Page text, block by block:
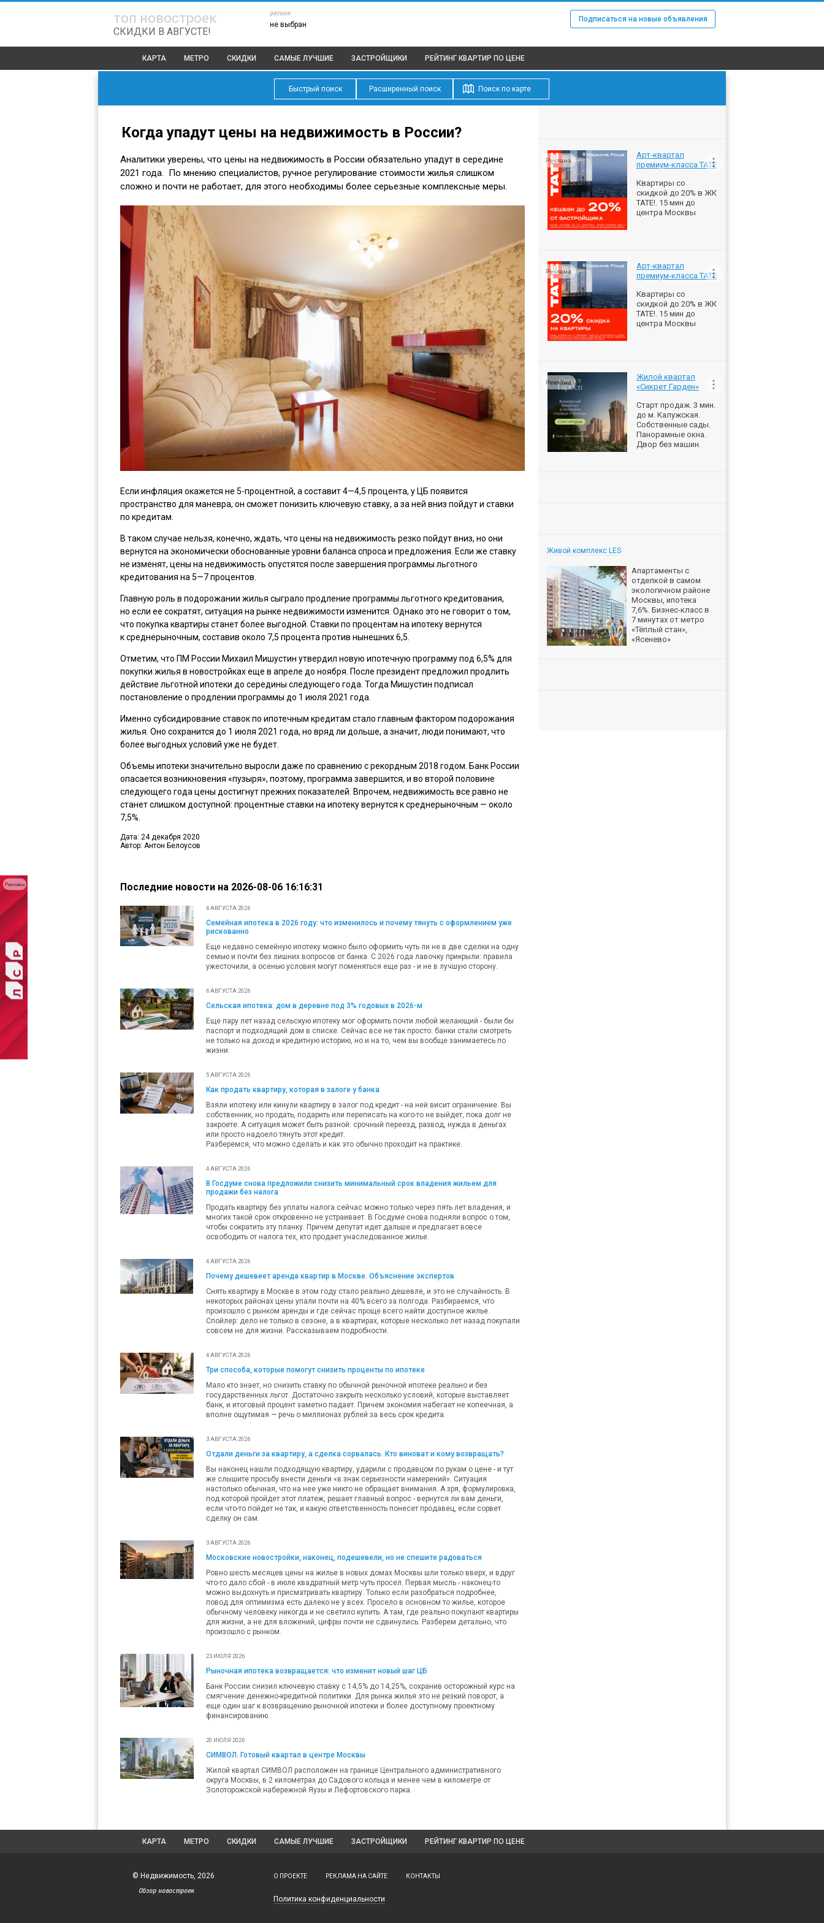
топ новостроек
СКИДКИ В АВГУСТЕ!
регион
не выбран
Подписаться на новые объявления
КАРТА МЕТРО СКИДКИ САМЫЕ ЛУЧШИЕ ЗАСТРОЙЩИКИ РЕЙТИНГ КВАРТИР ПО ЦЕНЕ
Быстрый поиск Расширенный поиск Поиск по карте
Когда упадут цены на недвижимость в России?
Аналитики уверены, что цены на недвижимость в России обязательно упадут в середине
2021 года. По мнению специалистов, ручное регулирование стоимости жилья слишком
сложно и почти не работает, для этого необходимы более серьезные комплексные меры.
Если инфляция окажется не 5-процентной, а составит 4—4,5 процента, у ЦБ появится
пространство для маневра, он сможет понизить ключевую ставку, а за ней вниз пойдут и ставки
по кредитам.
В таком случае нельзя, конечно, ждать, что цены на недвижимость резко пойдут вниз, но они
вернутся на экономически обоснованные уровни баланса спроса и предложения. Если же ставку
не изменят, цены на недвижимость опустятся после завершения программы льготного
кредитования на 5—7 процентов.
Главную роль в подорожании жилья сыграло продление программы льготного кредитования,
но если ее сократят, ситуация на рынке недвижимости изменится. Однако это не говорит о том,
что покупка квартиры станет более выгодной. Ставки по процентам на ипотеку вернутся
к среднерыночным, составив около 7,5 процента против нынешних 6,5.
Отметим, что ПМ России Михаил Мишустин утвердил новую ипотечную программу под 6,5% для
покупки жилья в новостройках еще в апреле до ноября. После президент предложил продлить
действие льготной ипотеки до середины следующего года. Тогда Мишустин подписал
постановление о продлении программы до 1 июля 2021 года.
Именно субсидирование ставок по ипотечным кредитам стало главным фактором подорожания
жилья. Оно сохранится до 1 июля 2021 года, но вряд ли дольше, а значит, люди понимают, что
более выгодных условий уже не будет.
Объемы ипотеки значительно выросли даже по сравнению с рекордным 2018 годом. Банк России
опасается возникновения «пузыря», поэтому, программа завершится, и во второй половине
следующего года цены достигнут прежних показателей. Впрочем, недвижимость все равно не
станет слишком доступной: процентные ставки на ипотеку вернутся к среднерыночным — около
7,5%.
Дата: 24 декабря 2020
Автор: Антон Белоусов
Последние новости на 2026-08-06 16:16:31
6 АВГУСТА 2026
Семейная ипотека в 2026 году: что изменилось и почему тянуть с оформлением уже
рискованно
Еще недавно семейную ипотеку можно было оформить чуть ли не в две сделки на одну
семью и почти без лишних вопросов от банка. С 2026 года лавочку прикрыли: правила
ужесточили, а осенью условия могут поменяться еще раз - и не в лучшую сторону.
6 АВГУСТА 2026
Сельская ипотека: дом в деревне под 3% годовых в 2026-м
Еще пару лет назад сельскую ипотеку мог оформить почти любой желающий - были бы
паспорт и подходящий дом в списке. Сейчас все не так просто: банки стали смотреть
не только на доход и кредитную историю, но и на то, чем вы вообще занимаетесь по
жизни.
5 АВГУСТА 2026
Как продать квартиру, которая в залоге у банка
Взяли ипотеку или кинули квартиру в залог под кредит - на ней висит ограничение. Вы
собственник, но продать, подарить или переписать на кого-то не выйдет, пока долг не
закроете. А ситуация может быть разной: срочный переезд, развод, нужда в деньгах
или просто надоело тянуть этот кредит.
Разберемся, что можно сделать и как это обычно проходит на практике.
4 АВГУСТА 2026
В Госдуме снова предложили снизить минимальный срок владения жильем для
продажи без налога
Продать квартиру без уплаты налога сейчас можно только через пять лет владения, и
многих такой срок откровенно не устраивает. В Госдуме снова подняли вопрос о том,
чтобы сократить эту планку. Причем депутат идет дальше и предлагает вовсе
освободить от налога тех, кто продает унаследованное жилье.
4 АВГУСТА 2026
Почему дешевеет аренда квартир в Москве. Объяснение экспертов
Снять квартиру в Москве в этом году стало реально дешевле, и это не случайность. В
некоторых районах цены упали почти на 40% всего за полгода. Разбираемся, что
произошло с рынком аренды и где сейчас проще всего найти доступное жилье.
Спойлер: дело не только в сезоне, а в квартирах, которые несколько лет назад покупали
совсем не для жизни. Рассказываем подробности.
4 АВГУСТА 2026
Три способа, которые помогут снизить проценты по ипотеке
Мало кто знает, но снизить ставку по обычной рыночной ипотеке реально и без
государственных льгот. Достаточно закрыть несколько условий, которые выставляет
банк, и итоговый процент заметно падает. Причем экономия набегает не копеечная, а
вполне ощутимая — речь о миллионах рублей за весь срок кредита.
3 АВГУСТА 2026
Отдали деньги за квартиру, а сделка сорвалась. Кто виноват и кому возвращать?
Вы наконец нашли подходящую квартиру, ударили с продавцом по рукам о цене - и тут
же слышите просьбу внести деньги «в знак серьезности намерений». Ситуация
настолько обычная, что на нее уже никто не обращает внимания. А зря, формулировка,
под которой пройдет этот платеж, решает главный вопрос - вернутся ли вам деньги,
если что-то пойдет не так, и какую ответственность понесет продавец, если сорвет
сделку он сам.
3 АВГУСТА 2026
Московские новостройки, наконец, подешевели, но не спешите радоваться
Ровно шесть месяцев цены на жилье в новых домах Москвы шли только вверх, и вдруг
что-то дало сбой - в июле квадратный метр чуть просел. Первая мысль - наконец-то
можно выдохнуть и присматривать квартиру. Только если разобраться подробнее,
повод для оптимизма есть далеко не у всех. Просело в основном то жилье, которое
обычному человеку никогда и не светило купить. А там, где реально покупают квартиры
для жизни, а не для вложений, цифры почти не сдвинулись. Разберем детально, что
произошло с рынком.
23 ИЮЛЯ 2026
Рыночная ипотека возвращается: что изменит новый шаг ЦБ
Банк России снизил ключевую ставку с 14,5% до 14,25%, сохранив осторожный курс на
смягчение денежно-кредитной политики. Для рынка жилья это не резкий поворот, а
еще один шаг к возвращению рыночной ипотеки и более доступному проектному
финансированию.
20 ИЮЛЯ 2026
СИМВОЛ. Готовый квартал в центре Москвы
Жилой квартал СИМВОЛ расположен на границе Центрального административного
округа Москвы, в 2 километрах до Садового кольца и менее чем в километре от
Золоторожской набережной Яузы и Лефортовского парка.
Реклама
Арт-квартал
премиум-класса ТАТЕ
Квартиры со
скидкой до 20% в ЖК
ТАТЕ!. 15 мин до
центра Москвы
Реклама
Арт-квартал
премиум-класса ТАТЕ
Квартиры со
скидкой до 20% в ЖК
ТАТЕ!. 15 мин до
центра Москвы
Реклама
Жилой квартал
«Сикрет Гарден»
Старт продаж. 3 мин.
до м. Калужская.
Собственные сады.
Панорамные окна.
Двор без машин.
Реклама
Живой комплекс LES
Апартаменты с
отделкой в самом
экологичном районе
Москвы, ипотека
7,6%. Бизнес-класс в
7 минутах от метро
«Тёплый стан»,
«Ясенево»
КАРТА МЕТРО СКИДКИ САМЫЕ ЛУЧШИЕ ЗАСТРОЙЩИКИ РЕЙТИНГ КВАРТИР ПО ЦЕНЕ
© Недвижимость, 2026
Обзор новостроек
О ПРОЕКТЕ РЕКЛАМА НА САЙТЕ КОНТАКТЫ
Политика конфиденциальности